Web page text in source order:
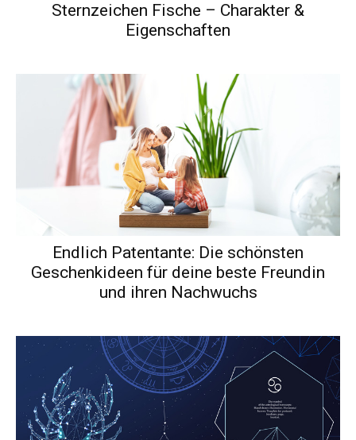
Sternzeichen Fische – Charakter &
Eigenschaften
Endlich Patentante: Die schönsten
Geschenkideen für deine beste Freundin
und ihren Nachwuchs